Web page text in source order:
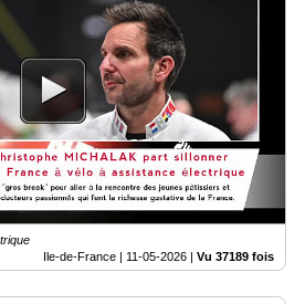
Ile-de-France | 11-05-2026 Vu 37189 fois